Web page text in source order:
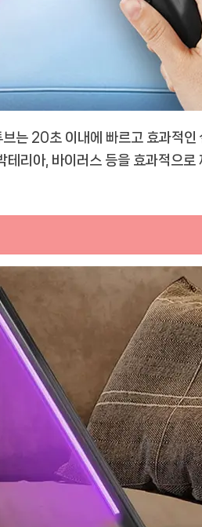
는 20초 이내에 빠르고 효과적인
테리아, 바이러스 등을 효과적으로